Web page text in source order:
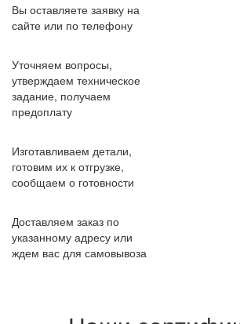
Вы оставляете заявку на
сайте или по телефону
Уточняем вопросы,
утверждаем техническое
задание, получаем
предоплату
Изготавливаем детали,
готовим их к отгрузке,
сообщаем о готовности
Доставляем заказ по
указанному адресу или
ждем вас для самовывоза